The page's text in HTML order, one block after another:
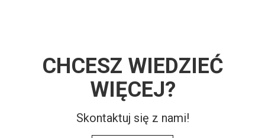
CHCESZ WIEDZIEĆ
WIĘCEJ?
Skontaktuj się z nami!